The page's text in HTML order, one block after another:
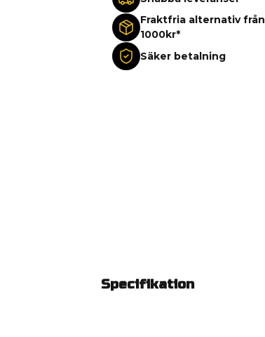
Fraktfria alternativ från
1000kr*
Säker betalning
Specifikation